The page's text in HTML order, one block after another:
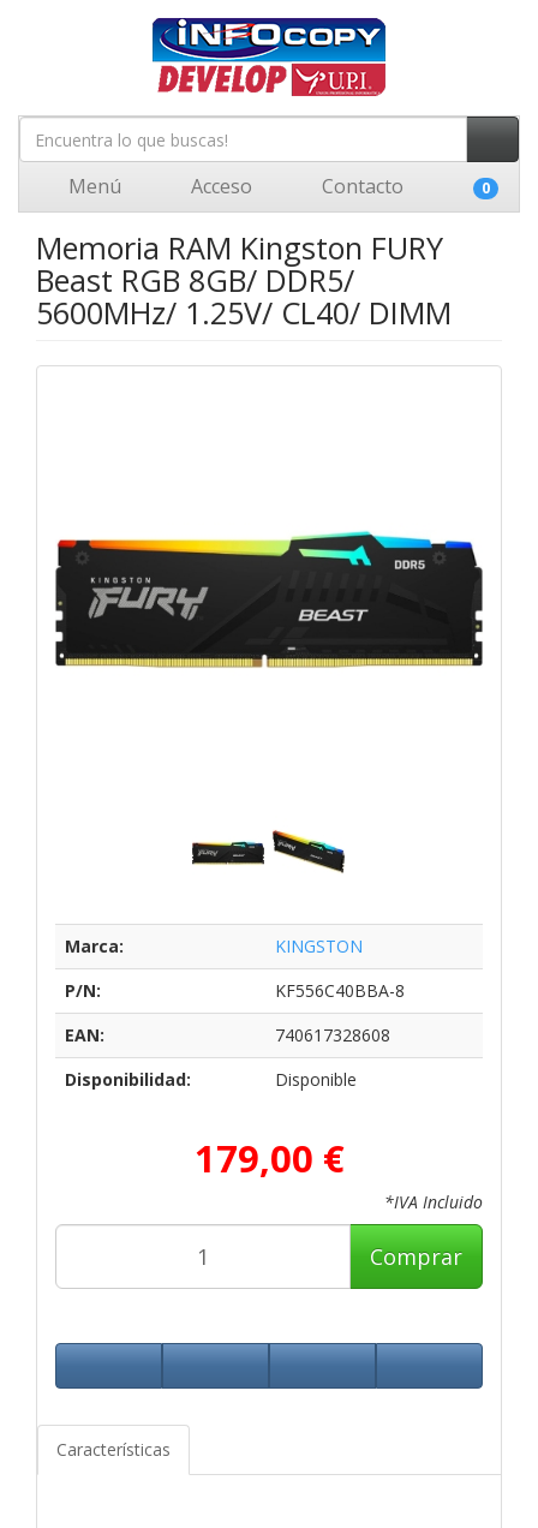
Menú Acceso Contacto 0
Memoria RAM Kingston FURY
Beast RGB 8GB/ DDR5/
5600MHz/ 1.25V/ CL40/ DIMM
Marca:
KINGSTON
P/N:
KF556C40BBA-8
EAN:
740617328608
Disponibilidad:
Disponible
179,00 €
*IVA Incluido
Comprar
Características